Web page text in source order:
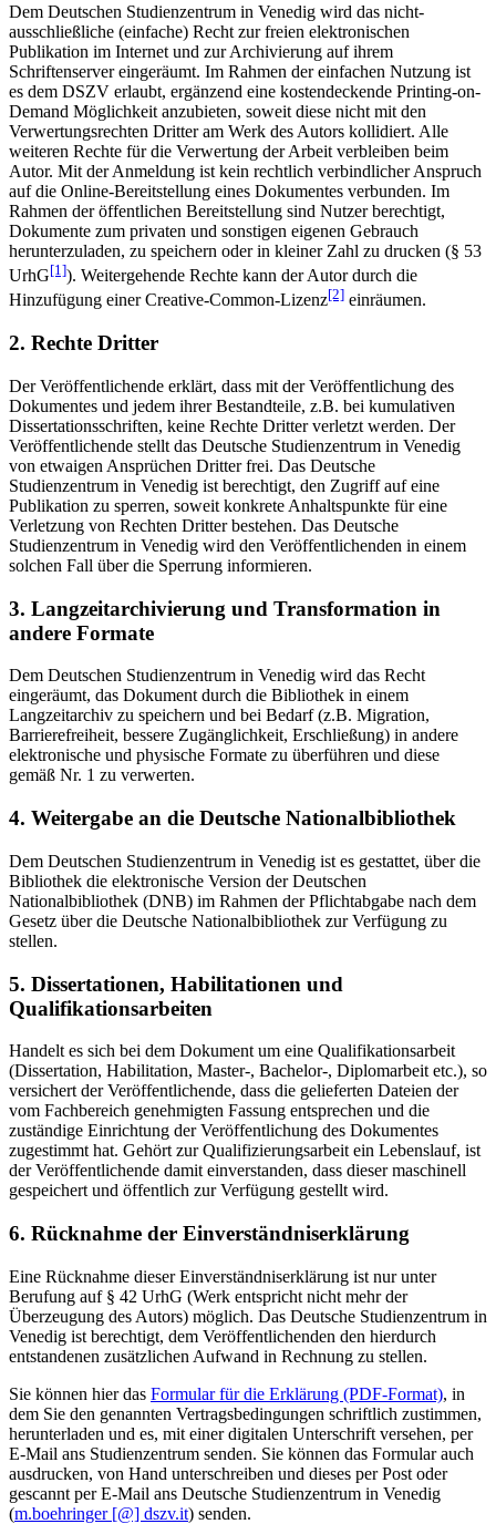
Dem Deutschen Studienzentrum in Venedig wird das nicht-
ausschließliche (einfache) Recht zur freien elektronischen
Publikation im Internet und zur Archivierung auf ihrem
Schriftenserver eingeräumt. Im Rahmen der einfachen Nutzung ist
es dem DSZV erlaubt, ergänzend eine kostendeckende Printing-on-
Demand Möglichkeit anzubieten, soweit diese nicht mit den
Verwertungsrechten Dritter am Werk des Autors kollidiert. Alle
weiteren Rechte für die Verwertung der Arbeit verbleiben beim
Autor. Mit der Anmeldung ist kein rechtlich verbindlicher Anspruch
auf die Online-Bereitstellung eines Dokumentes verbunden. Im
Rahmen der öffentlichen Bereitstellung sind Nutzer berechtigt,
Dokumente zum privaten und sonstigen eigenen Gebrauch
herunterzuladen, zu speichern oder in kleiner Zahl zu drucken (§ 53
UrhG[1]). Weitergehende Rechte kann der Autor durch die
Hinzufügung einer Creative-Common-Lizenz[2] einräumen.
2. Rechte Dritter
Der Veröffentlichende erklärt, dass mit der Veröffentlichung des
Dokumentes und jedem ihrer Bestandteile, z.B. bei kumulativen
Dissertationsschriften, keine Rechte Dritter verletzt werden. Der
Veröffentlichende stellt das Deutsche Studienzentrum in Venedig
von etwaigen Ansprüchen Dritter frei. Das Deutsche
Studienzentrum in Venedig ist berechtigt, den Zugriff auf eine
Publikation zu sperren, soweit konkrete Anhaltspunkte für eine
Verletzung von Rechten Dritter bestehen. Das Deutsche
Studienzentrum in Venedig wird den Veröffentlichenden in einem
solchen Fall über die Sperrung informieren.
3. Langzeitarchivierung und Transformation in
andere Formate
Dem Deutschen Studienzentrum in Venedig wird das Recht
eingeräumt, das Dokument durch die Bibliothek in einem
Langzeitarchiv zu speichern und bei Bedarf (z.B. Migration,
Barrierefreiheit, bessere Zugänglichkeit, Erschließung) in andere
elektronische und physische Formate zu überführen und diese
gemäß Nr. 1 zu verwerten.
4. Weitergabe an die Deutsche Nationalbibliothek
Dem Deutschen Studienzentrum in Venedig ist es gestattet, über die
Bibliothek die elektronische Version der Deutschen
Nationalbibliothek (DNB) im Rahmen der Pflichtabgabe nach dem
Gesetz über die Deutsche Nationalbibliothek zur Verfügung zu
stellen.
5. Dissertationen, Habilitationen und
Qualifikationsarbeiten
Handelt es sich bei dem Dokument um eine Qualifikationsarbeit
(Dissertation, Habilitation, Master-, Bachelor-, Diplomarbeit etc.), so
versichert der Veröffentlichende, dass die gelieferten Dateien der
vom Fachbereich genehmigten Fassung entsprechen und die
zuständige Einrichtung der Veröffentlichung des Dokumentes
zugestimmt hat. Gehört zur Qualifizierungsarbeit ein Lebenslauf, ist
der Veröffentlichende damit einverstanden, dass dieser maschinell
gespeichert und öffentlich zur Verfügung gestellt wird.
6. Rücknahme der Einverständniserklärung
Eine Rücknahme dieser Einverständniserklärung ist nur unter
Berufung auf § 42 UrhG (Werk entspricht nicht mehr der
Überzeugung des Autors) möglich. Das Deutsche Studienzentrum in
Venedig ist berechtigt, dem Veröffentlichenden den hierdurch
entstandenen zusätzlichen Aufwand in Rechnung zu stellen.
Sie können hier das Formular für die Erklärung (PDF-Format), in
dem Sie den genannten Vertragsbedingungen schriftlich zustimmen,
herunterladen und es, mit einer digitalen Unterschrift versehen, per
E-Mail ans Studienzentrum senden. Sie können das Formular auch
ausdrucken, von Hand unterschreiben und dieses per Post oder
gescannt per E-Mail ans Deutsche Studienzentrum in Venedig
(m.boehringer [@] dszv.it) senden.